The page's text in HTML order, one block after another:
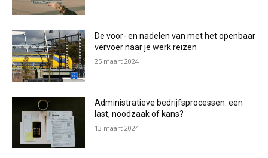
De voor- en nadelen van met het openbaar
vervoer naar je werk reizen
25 maart 2024
Administratieve bedrijfsprocessen: een
last, noodzaak of kans?
13 maart 2024